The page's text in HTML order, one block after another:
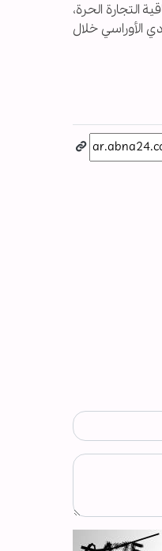
التجارة الحرة،
الأوراسي خلال